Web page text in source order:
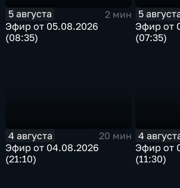
5 августа
2 мин
Эфир от 05.08.2026
(08:35)
5
Эфир от
(07:35)
4 августа
20 мин
Эфир от 04.08.2026
(21:10)
4
Эфир от
(11:30)